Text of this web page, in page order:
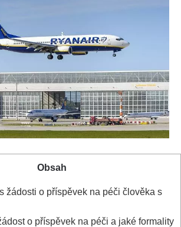
Obsah
žádosti o příspěvek na péči člověka s
o příspěvek na péči a jaké formality